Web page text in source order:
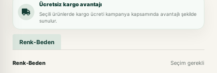
Ücretsiz kargo avantajı
Seçili ürünlerde kargo ücreti kampanya kapsamında avantajlı şekilde
sunulur.
Renk-Beden
Renk-Beden Seçim gerekli